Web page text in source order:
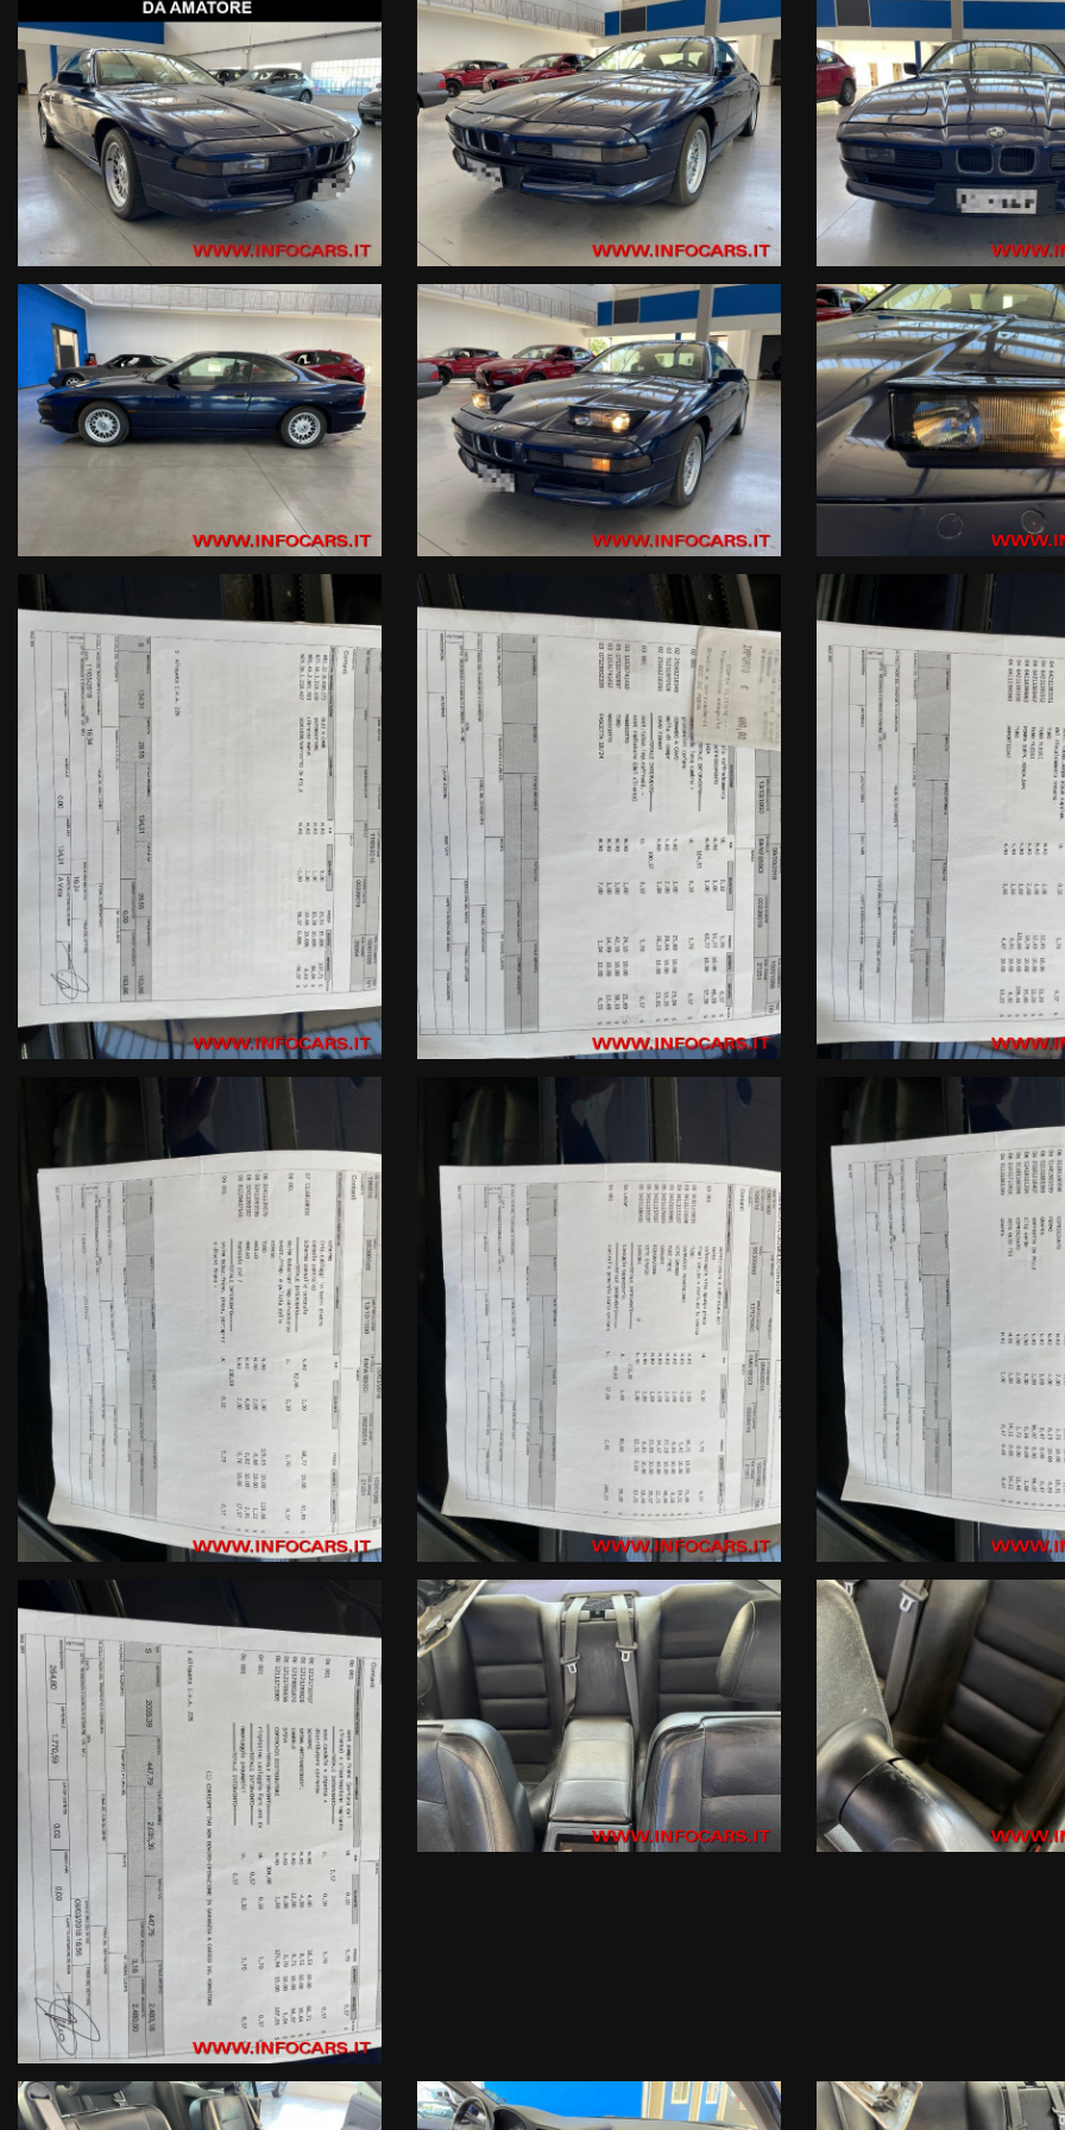
NO PERMUTE
Il veicolo è realmente disponibile presso le nostre 3 sedi di ESTE PD :
1- Viale dell’Industria 10
2- Via Atheste 38 A
3- Via Atheste 65 , rivenditore autorizzato ed officina specializzata per i marchi Renault e Dacia
IMPOSSIBILE NON GIRARSI A GUARDARLA! BMW SERIE 8, VERSIONE 12 CILINDRI A V, 300 CV DI POTENZA, IMMATRICOLAZIONE 1990,
METALLIZZATA MAURITIUS BLAU, TETTO APRIBILE, SEDILI IN PELLE ELETTRICI, CLIMATIZZATORE, CERCHI ORIGINALI BBS BMW, VETRI
VETTURA FUNZIONANTE, CARROZZERIA DA RIVEDERE IN ALCUNI PUNTI, MECCANICA DA TAGLIANDARE, IN QUANTO VEICOLO FERMO DA
DALLE PARTI IN GOMM
ATTENZIONE: Le informazioni relative ai veicoli pubblicate in questo portale non rappresentano informazioni precontrattuali previste dal
che dovrà essere completata da specifiche informazioni precontrattuali fornite dal Venditore prima che assumiate impegni.
INFOCARS SRL declina ogni responsabilità per eventuali involontarie incongruenze, che non rappresentano impegno di acquisto
Le condizioni economiche degli esempi finanziari provengono da Link esterni , in particolare in termini di tassi applicati (TAN e TAEG) e
valutazione del suo profilo finanziario effettuata dalla Finanziaria in fase di istruttoria, o in caso di richiesta di un prodotto/importo/durata